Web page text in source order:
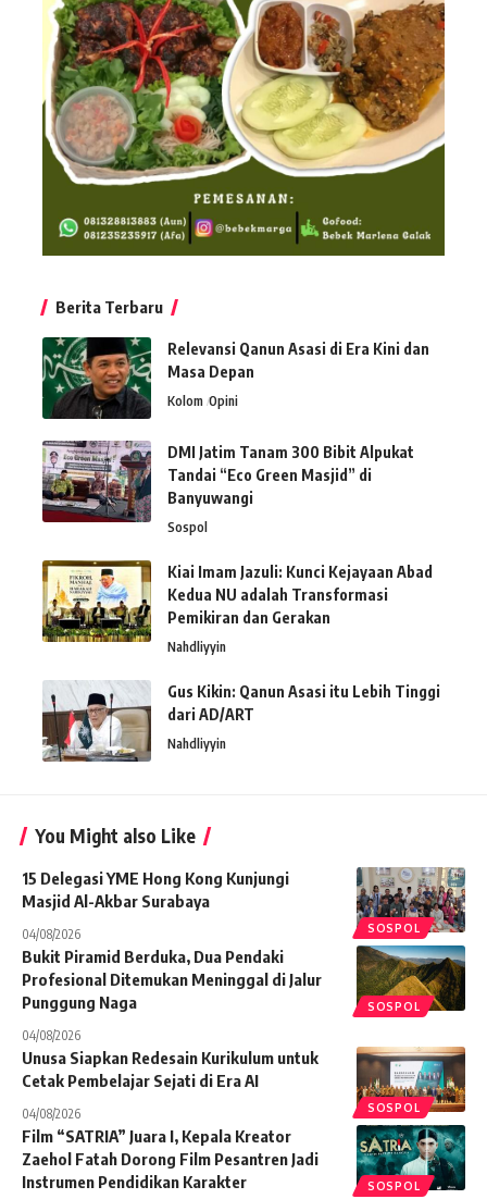
Berita Terbaru
Relevansi Qanun Asasi di Era Kini dan
Masa Depan
Kolom Opini
DMI Jatim Tanam 300 Bibit Alpukat
Tandai “Eco Green Masjid” di
Banyuwangi
Sospol
Kiai Imam Jazuli: Kunci Kejayaan Abad
Kedua NU adalah Transformasi
Pemikiran dan Gerakan
Nahdliyyin
Gus Kikin: Qanun Asasi itu Lebih Tinggi
dari AD/ART
Nahdliyyin
You Might also Like
SOSPOL
15 Delegasi YME Hong Kong Kunjungi
Masjid Al-Akbar Surabaya
04/08/2026
SOSPOL
Bukit Piramid Berduka, Dua Pendaki
Profesional Ditemukan Meninggal di Jalur
Punggung Naga
04/08/2026
SOSPOL
Unusa Siapkan Redesain Kurikulum untuk
Cetak Pembelajar Sejati di Era AI
04/08/2026
SOSPOL
Film “SATRIA” Juara I, Kepala Kreator
Zaehol Fatah Dorong Film Pesantren Jadi
Instrumen Pendidikan Karakter